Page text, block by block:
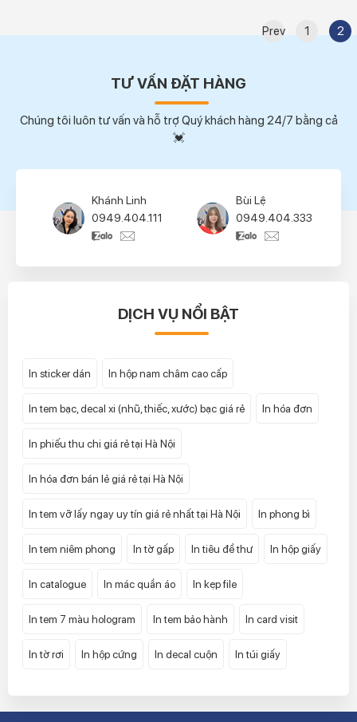
Prev 1 2
TƯ VẤN ĐẶT HÀNG
Chúng tôi luôn tư vấn và hỗ trợ Quý khách hàng 24/7 bằng cả
💓
Khánh Linh
0949.404.111
Bùi Lệ
0949.404.333
DỊCH VỤ NỔI BẬT
In sticker dán In hộp nam châm cao cấp
In tem bạc, decal xi (nhũ, thiếc, xước) bạc giá rẻ In hóa đơn
In phiếu thu chi giá rẻ tại Hà Nội
In hóa đơn bán lẻ giá rẻ tại Hà Nội
In tem vỡ lấy ngay uy tín giá rẻ nhất tại Hà Nội In phong bì
In tem niêm phong In tờ gấp In tiêu đề thư In hộp giấy
In catalogue In mác quần áo In kẹp file
In tem 7 màu hologram In tem bảo hành In card visit
In tờ rơi In hộp cứng In decal cuộn In túi giấy